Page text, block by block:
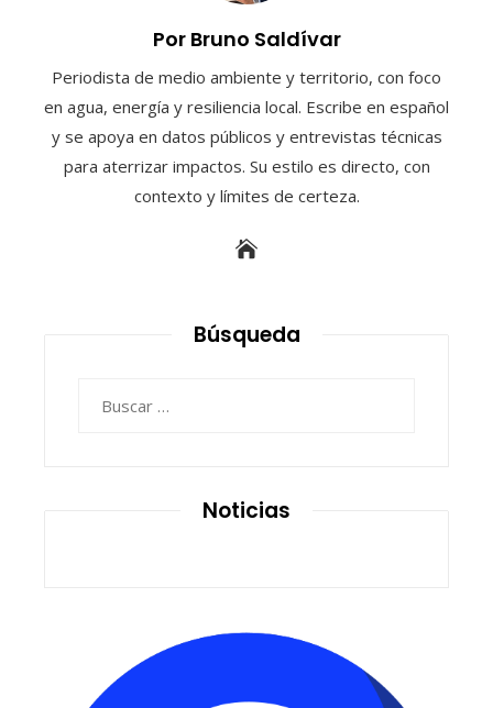
Por Bruno Saldívar
Periodista de medio ambiente y territorio, con foco
en agua, energía y resiliencia local. Escribe en español
y se apoya en datos públicos y entrevistas técnicas
para aterrizar impactos. Su estilo es directo, con
contexto y límites de certeza.
Búsqueda
Noticias